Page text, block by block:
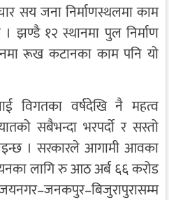
सय जना निर्माणस्थलमा काम
झण्डै १२ स्थानमा पुल निर्माण
रूख कटानका काम पनि यो
विगतका वर्षदेखि नै महत्व
सबैभन्दा भरपर्दाे र सस्तो
। सरकारले आगामी आवका
लागि रु आठ अर्ब ६६ करोड